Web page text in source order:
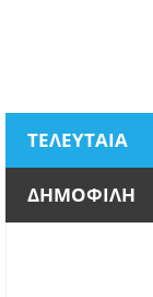
ΤΕΛΕΥΤΑΙΑ
ΔΗΜΟΦΙΛΗ